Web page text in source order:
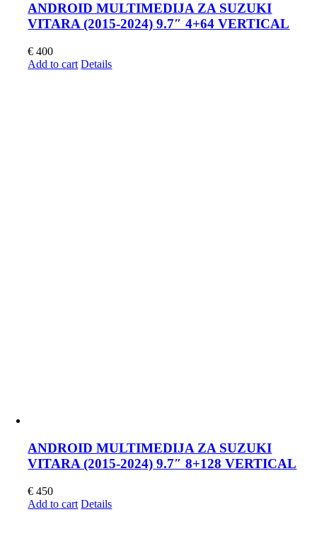
ANDROID MULTIMEDIJA ZA SUZUKI
VITARA (2015-2024) 9.7″ 4+64 VERTICAL
€ 400
Add to cart Details
ANDROID MULTIMEDIJA ZA SUZUKI
VITARA (2015-2024) 9.7″ 8+128 VERTICAL
€ 450
Add to cart Details